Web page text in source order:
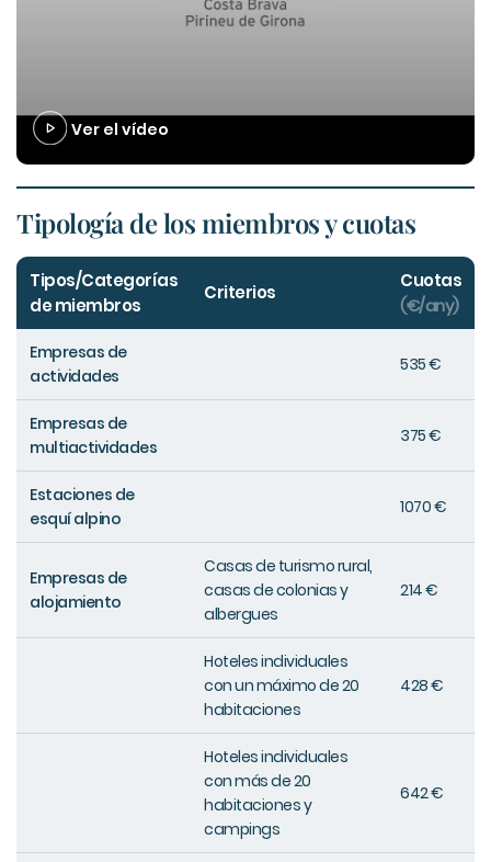
Ver el vídeo
Tipología de los miembros y cuotas
Tipos/Categorías
de miembros
Criterios
Cuotas
(€/any)
Empresas de
actividades
535 €
Empresas de
multiactividades
375 €
Estaciones de
esquí alpino
1070 €
Empresas de
alojamiento
Casas de turismo rural,
casas de colonias y
albergues
214 €
Hoteles individuales
con un máximo de 20
habitaciones
428 €
Hoteles individuales
con más de 20
habitaciones y
campings
642 €